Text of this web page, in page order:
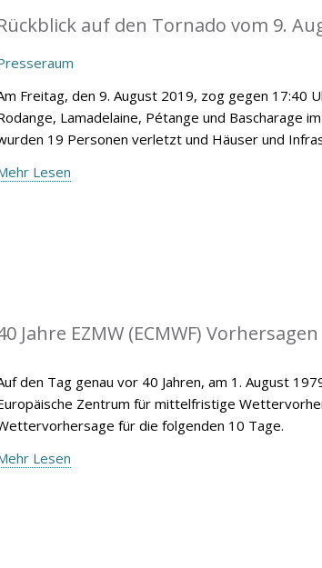
auf den Tornado vom 9.
Freitag, den 9. August 2019, zog gegen 17:40
Lamadelaine, Pétange und Bascharage
19 Personen verletzt und Häuser und
Lesen
Jahre EZMW (ECMWF) Vorhersagen
den Tag genau vor 40 Jahren, am 1. August
Zentrum für mittelfristige
für die folgenden 10 Tage.
Lesen